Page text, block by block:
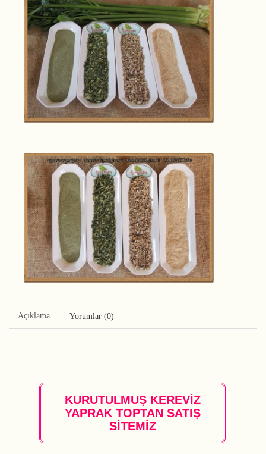
Açıklama Yorumlar (0)
KURUTULMUŞ KEREVİZ
YAPRAK TOPTAN SATIŞ
SİTEMİZ